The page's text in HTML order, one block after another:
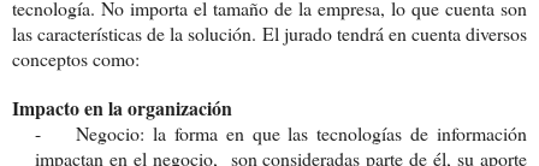
tecnología. No importa el tamaño de la empresa, lo que cuenta son
las características de la solución. El jurado tendrá en cuenta diversos
conceptos como:
Impacto en la organización
- Negocio: la forma en que las tecnologías de información
impactan en el negocio, son consideradas parte de él, su aporte